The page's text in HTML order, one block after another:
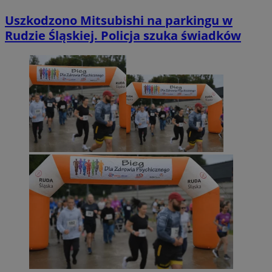
Uszkodzono Mitsubishi na parkingu w
Rudzie Śląskiej. Policja szuka świadków